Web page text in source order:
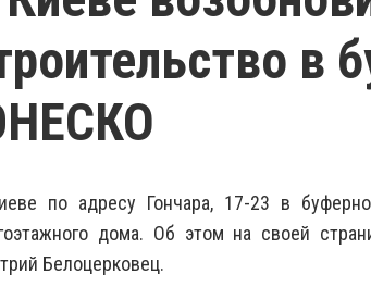
в
по адресу Гончара, 17-23 в
дома. Об этом на своей
Белоцерковец.